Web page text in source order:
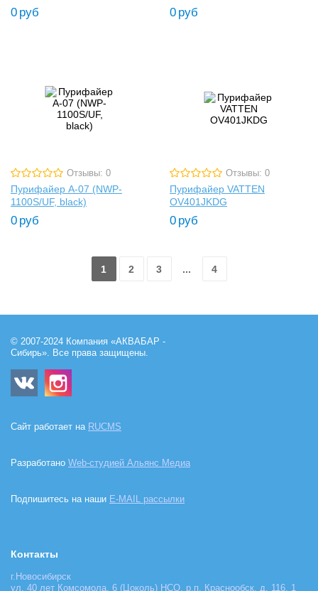
0 руб 0 руб
Отзывы: 0
Пурифайер A-07 (NWP-
1100S/UF, black)
0 руб
Отзывы: 0
Пурифайер VATTEN
OV401JKDG
0 руб
1 2 3 ... 4
© 2007-2024 Компания «АКВАБАР -
Сибирь». Все права защищены.
Сайт работает на RUCMS
Разработано Web-студией Альянс Медиа
Подпишитесь на наши E-MAIL рассылки
Контакты
г.Новосибирск
ул. 40 лет Комсомола, 6 (Цоколь) НСО, р.п. Краснообск, д. 116, 1